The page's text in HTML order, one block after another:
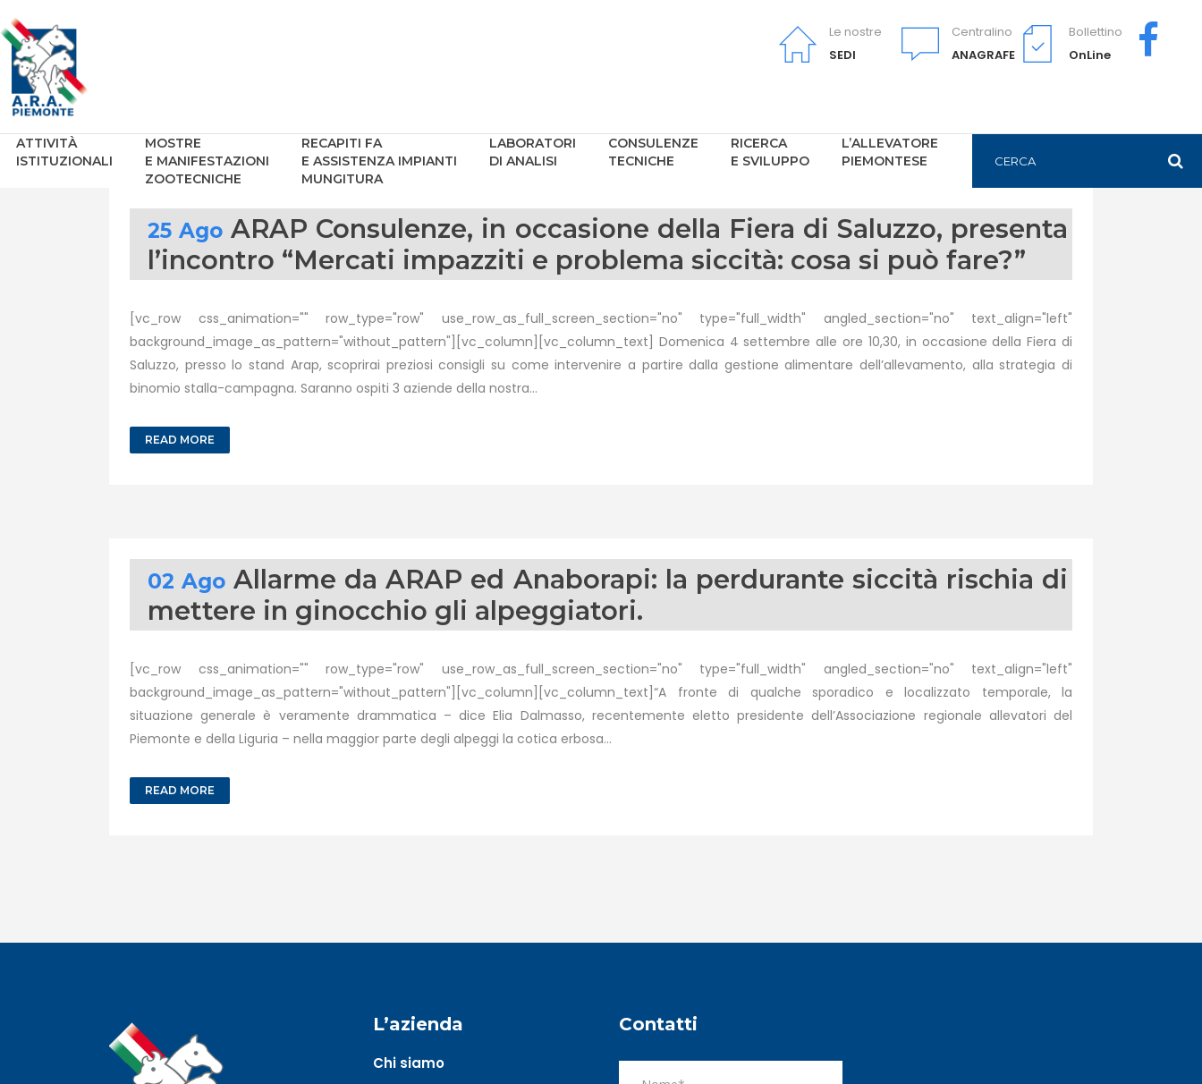
Le nostre
SEDI
Centralino
ANAGRAFE
Bollettino
OnLine
ATTIVITÀ
ISTITUZIONALI
MOSTRE
E MANIFESTAZIONI
ZOOTECNICHE
RECAPITI FA
E ASSISTENZA IMPIANTI
MUNGITURA
LABORATORI
DI ANALISI
CONSULENZE
TECNICHE
RICERCA
E SVILUPPO
L’ALLEVATORE
PIEMONTESE
25 Ago ARAP Consulenze, in occasione della Fiera di Saluzzo, presenta
l’incontro “Mercati impazziti e problema siccità: cosa si può fare?”
[vc_row css_animation="" row_type="row" use_row_as_full_screen_section="no" type="full_width" angled_section="no" text_align="left"
background_image_as_pattern="without_pattern"][vc_column][vc_column_text] Domenica 4 settembre alle ore 10,30, in occasione della Fiera di
Saluzzo, presso lo stand Arap, scoprirai preziosi consigli su come intervenire a partire dalla gestione alimentare dell’allevamento, alla strategia di
binomio stalla-campagna. Saranno ospiti 3 aziende della nostra...
READ MORE
02 Ago Allarme da ARAP ed Anaborapi: la perdurante siccità rischia di
mettere in ginocchio gli alpeggiatori.
[vc_row css_animation="" row_type="row" use_row_as_full_screen_section="no" type="full_width" angled_section="no" text_align="left"
background_image_as_pattern="without_pattern"][vc_column][vc_column_text]“A fronte di qualche sporadico e localizzato temporale, la
situazione generale è veramente drammatica – dice Elia Dalmasso, recentemente eletto presidente dell’Associazione regionale allevatori del
Piemonte e della Liguria – nella maggior parte degli alpeggi la cotica erbosa...
READ MORE
L’azienda
Chi siamo
Contatti